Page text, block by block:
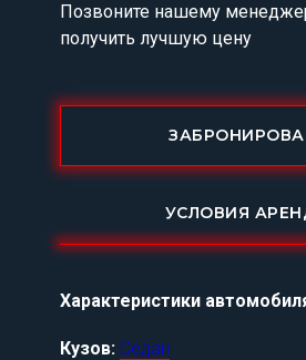
Характеристики
УСЛОВИЯ
Кузов: Седан
Позвоните нашему
получить лучшую цену